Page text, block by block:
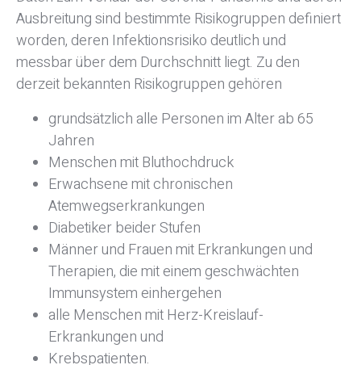
Ausbreitung sind bestimmte Risikogruppen definiert
worden, deren Infektionsrisiko deutlich und
messbar über dem Durchschnitt liegt. Zu den
derzeit bekannten Risikogruppen gehören
grundsätzlich alle Personen im Alter ab 65
Jahren
Menschen mit Bluthochdruck
Erwachsene mit chronischen
Atemwegserkrankungen
Diabetiker beider Stufen
Männer und Frauen mit Erkrankungen und
Therapien, die mit einem geschwächten
Immunsystem einhergehen
alle Menschen mit Herz-Kreislauf-
Erkrankungen und
Krebspatienten.